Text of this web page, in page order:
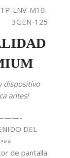
LNV-M10-
3GEN-125
dispositivo
antes!
DEL
de pantalla